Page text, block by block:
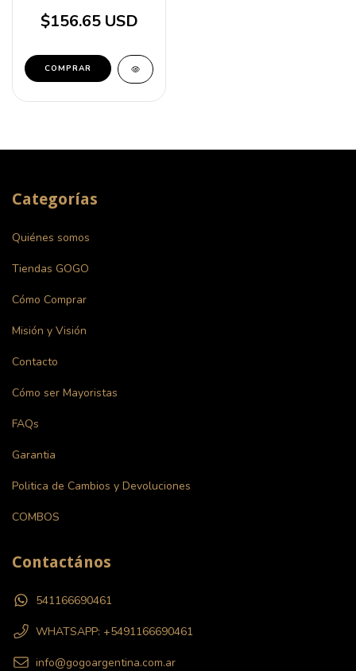
$156.65 USD
Categorías
Quiénes somos
Tiendas GOGO
Cómo Comprar
Misión y Visión
Contacto
Cómo ser Mayoristas
FAQs
Garantia
Politica de Cambios y Devoluciones
COMBOS
Contactános
541166690461
WHATSAPP: +5491166690461
info@gogoargentina.com.ar